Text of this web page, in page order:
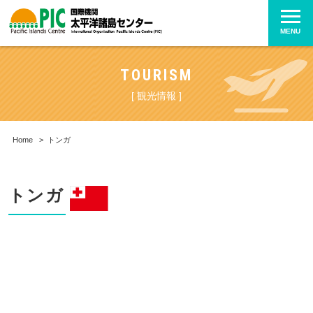
MENU
TOURISM
[ 観光情報 ]
Home > トンガ
トンガ